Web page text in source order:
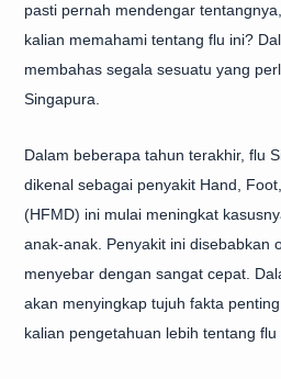
pasti pernah mendengar
kalian memahami tentang flu ini?
membahas segala sesuatu yang
Singapura.
Dalam beberapa tahun terakhir, flu
dikenal sebagai penyakit Hand,
(HFMD) ini mulai meningkat
anak-anak. Penyakit ini disebabkan
menyebar dengan sangat cepat.
akan menyingkap tujuh fakta
kalian pengetahuan lebih tentang flu